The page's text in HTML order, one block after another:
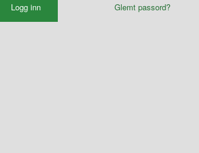
Glemt passord?